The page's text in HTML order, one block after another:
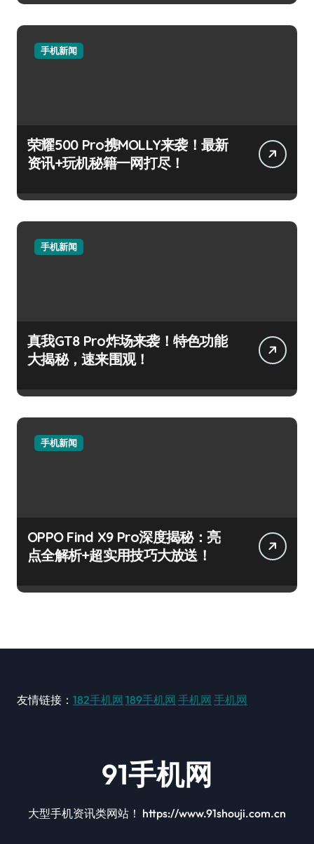
手机新闻
荣耀500 Pro携MOLLY来袭！最新
资讯+玩机秘籍一网打尽！
手机新闻
真我GT8 Pro炸场来袭！特色功能
大揭秘，速来围观！
手机新闻
OPPO Find X9 Pro深度揭秘：亮
点全解析+超实用技巧大放送！
友情链接： 182手机网 189手机网 手机网 手机网
91手机网
大型手机资讯类网站！ https://www.91shouji.com.cn